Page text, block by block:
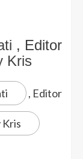
, Editor
Kris
, Editor
Kris